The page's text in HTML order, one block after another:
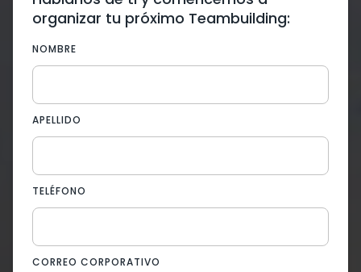
organizar tu próximo Teambuilding:
NOMBRE
APELLIDO
TELÉFONO
CORREO CORPORATIVO